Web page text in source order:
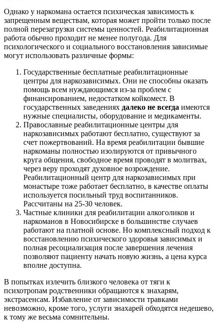
Однако у наркомана остается психическая зависимость к
запрещенным веществам, которая может пройти только после
полной перезагрузки системы ценностей. Реабилитационная
работа обычно проходит не менее полугода. Для
психологического и социального восстановления зависимые
могут использовать различные формы:
Государственные бесплатные реабилитационные
центры для наркозависимых. Они не способны оказать
помощь всем нуждающимся из-за проблем с
финансированием, недостатком койкомест. В
государственных заведениях далеко не всегда имеются
нужные специалисты, оборудование и медикаменты.
Православные реабилитационные центры для
наркозависимых работают бесплатно, существуют за
счет пожертвований. На время реабилитации бывшие
наркоманы полностью изолируются от привычного
круга общения, свободное время проводят в молитвах,
через веру проходят духовное возрождение.
Реабилитационный центр для наркозависимых при
монастыре тоже работает бесплатно, в качестве оплаты
используется посильный труд воспитанников.
Рассчитаны на 25-30 человек.
Частные клиники для реабилитации алкоголиков и
наркоманов в Новосибирске в большинстве случаев
работают на платной основе. Но комплексный подход к
восстановлению психического здоровья зависимых и
полная ресоциализация после завершения лечения
позволяют пациенту начать новую жизнь, а цена курса
вполне доступна.
В попытках излечить близкого человека от тяги к
психотропам родственники обращаются к знахарям,
экстрасенсам. Избавление от зависимости травками
невозможно, кроме того, услуги знахарей обходятся недешево,
к тому же весьма сомнительны.